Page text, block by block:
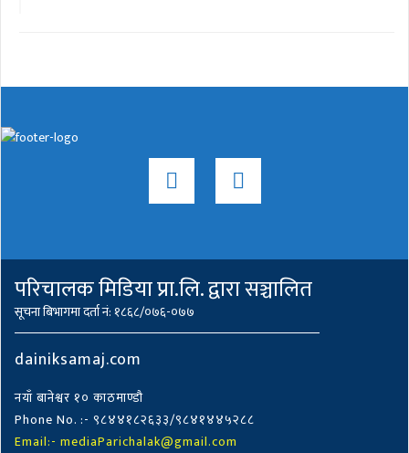
परिचालक मिडिया प्रा.लि. द्वारा सञ्चालित
सूचना बिभागमा दर्ता नं: १८६८/०७६-०७७
dainiksamaj.com
नयाँ बानेश्वर १० काठमाण्डौ
Phone No. :- ९८४४१८२६३३/९८४१४४५२८८
Email:- mediaParichalak@gmail.com